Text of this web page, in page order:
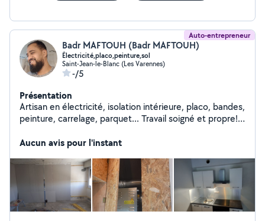
Auto-entrepreneur
Badr MAFTOUH (Badr MAFTOUH)
Électricité,placo,peinture,sol
Saint-Jean-le-Blanc (Les Varennes)
-/5
Présentation
Artisan en électricité, isolation intérieure, placo, bandes,
peinture, carrelage, parquet... Travail soigné et propre!
Aucun avis pour l'instant